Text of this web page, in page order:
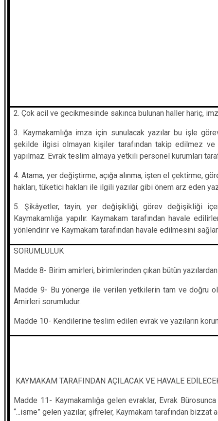
2. Çok acil ve gecikmesinde sakınca bulunan haller hariç,
3. Kaymakamlığa imza için sunulacak yazılar bu işle
şekilde ilgisi olmayan kişiler tarafından takip edilmez
yapılmaz. Evrak teslim almaya yetkili personel kurumları
4. Atama, yer değiştirme, açığa alınma, işten el çektirme,
hakları, tüketici hakları ile ilgili yazılar gibi önem arz eden
5. Şikâyetler, tayin, yer değişikliği, görev değişikliği
Kaymakamlığa yapılır. Kaymakam tarafından havale
yönlendirir ve Kaymakam tarafından havale edilmesini
SORUMLULUK
Madde 8- Birim amirleri, birimlerinden çıkan bütün
Madde 9- Bu yönerge ile verilen yetkilerin tam ve doğru
Amirleri sorumludur.
Madde 10- Kendilerine teslim edilen evrak ve yazıların
KAYMAKAM TARAFINDAN AÇILACAK VE HAVALE
Madde 11- Kaymakamlığa gelen evraklar, Evrak
“...isme” gelen yazılar, şifreler, Kaymakam tarafından bizzat